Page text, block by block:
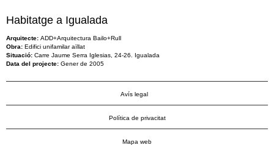
Habitatge a Igualada
Arquitecte: ADD+Arquitectura Bailo+Rull
Obra: Edifici unifamilar aïllat
Situació: Carre Jaume Serra Iglesias, 24-26. Igualada
Data del projecte: Gener de 2005
Avís legal
Política de privacitat
Mapa web